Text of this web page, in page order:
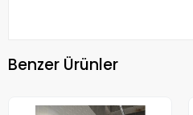
Benzer Ürünler